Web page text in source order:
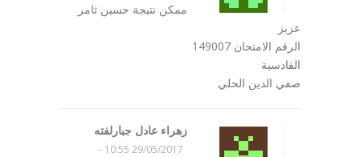
ممكن نتيجة حسين ثامر
عزيز
الرقم الامتحان 149007
القادسية
صفي الدين الحلي
زهراء عادل جبارلفته
29/05/2017 10:55
-